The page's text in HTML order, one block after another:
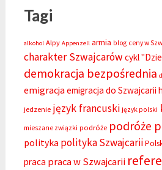
Tagi
alkohol Alpy Appenzell armia blog ceny w
charakter Szwajcarów cykl
demokracja bezpośrednia
emigracjaemigracja do Szwajcarii
jedzenie język francuski język polski
mieszane związki podróże podróże
polityka polityka Szwajcarii
praca praca w Szwajcarii